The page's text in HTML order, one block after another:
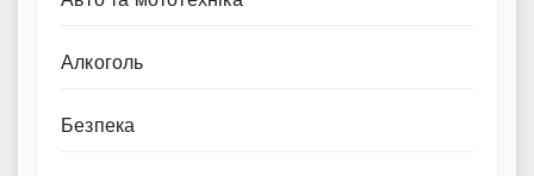
Алкоголь
Безпека